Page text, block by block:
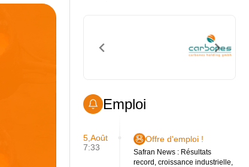
Emploi
5,Août
7:33
Offre d'emploi !
Safran News : Résultats
record, croissance industrielle,